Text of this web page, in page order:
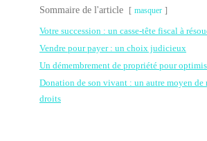
Sommaire de l'article masquer
Votre succession : un casse-tête fiscal à
Vendre pour payer : un choix judicieux
Un démembrement de propriété pour
Donation de son vivant : un autre moyen de
droits